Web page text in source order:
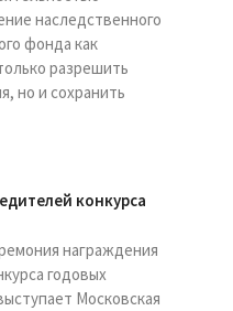
наследственного
фонда как
разрешить
но и сохранить
конкурса
награждения
годовых
Московская